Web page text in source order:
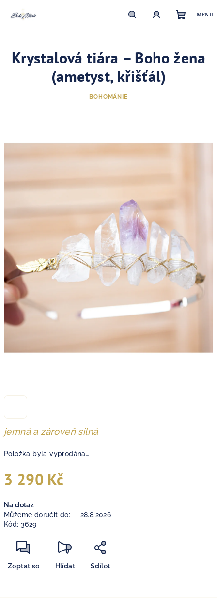
košík
jemná a zároveň silná
Položka byla vyprodána…
3 290 Kč
cena:
Na dotaz
Můžeme doručit do:
28.8.2026
Kód: 3629
Zeptat se Hlídat Sdílet
Krystalová tiára – Boho žena
(ametyst, křišťál)
BOHOMÁNIE